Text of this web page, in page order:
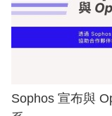
Sophos 宣布與